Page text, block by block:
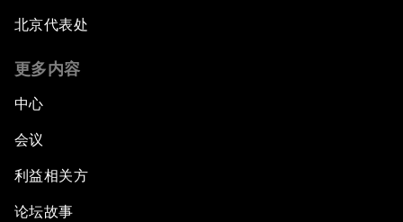
北京代表处
更多内容
中心
会议
利益相关方
论坛故事